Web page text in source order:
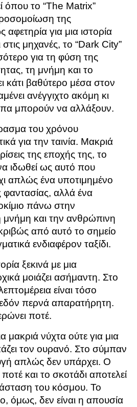
όπου το “The Matrix”
της
για μια ιστορία
μηχανές, το “Dark City”
για τη φύση της
τη μνήμη και το
κάτι βαθύτερο μέσα στον
ανέγγιχτο ακόμη κι
μπορούν να αλλάξουν.
του χρόνου
για την ταινία. Μακριά
της εποχής της, το
ιδωθεί ως αυτό που
απλώς ένα υποτιμημένο
φαντασίας, αλλά ένα
πάνω στην
μνήμη και την ανθρώπινη
από αυτό το σημείο
ενδιαφέρον ταξίδι.
ξεκινά με μια
μοιάζει ασήμαντη. Στο
είναι τόσο
περνά απαρατήρητη.
ποτέ.
μακριά νύχτα ούτε για μια
τον ουρανό. Στο σύμπαν
απλώς δεν υπάρχει. Ο
και το σκοτάδι αποτελεί
του κόσμου. Το
όμως, δεν είναι η απουσία